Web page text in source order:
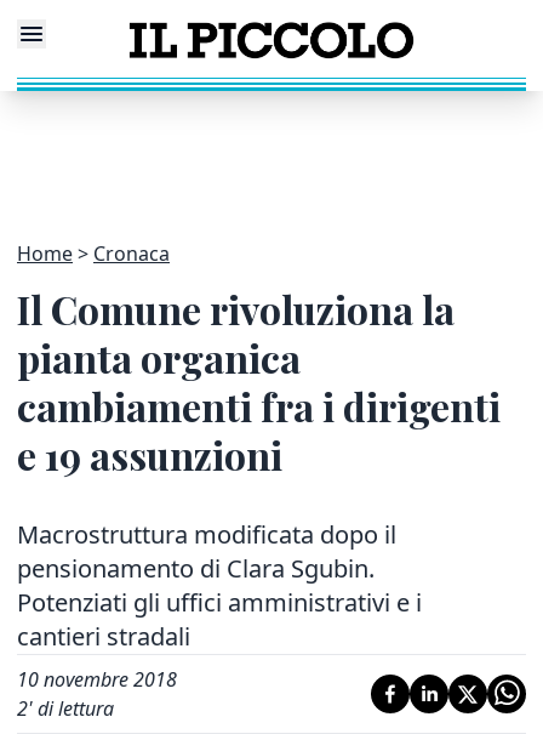
Home Cronaca
Il Comune rivoluziona la
pianta organica
cambiamenti fra i dirigenti
e 19 assunzioni
Macrostruttura modificata dopo il
pensionamento di Clara Sgubin.
Potenziati gli uffici amministrativi e i
cantieri stradali
10 novembre 2018
2' di lettura